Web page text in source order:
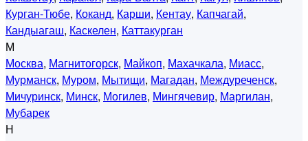
Курган-Тюбе, Коканд, Карши, Кентау, Капчагай,
Кандыагаш, Каскелен, Каттакурган
М
Москва, Магнитогорск, Майкоп, Махачкала, Миасс,
Мурманск, Муром, Мытищи, Магадан, Междуреченск,
Мичуринск, Минск, Могилев, Мингячевир, Маргилан,
Мубарек
Н